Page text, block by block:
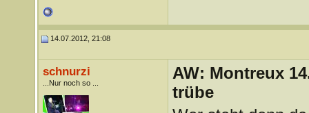
14.07.2012, 21:08
schnurzi
...Nur noch so ...
AW: Montreux
trübe